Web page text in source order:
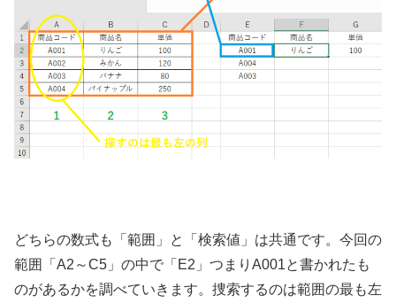
どちらの数式も「範囲」と「検索値」は共通です。今回の
範囲「A2～C5」の中で「E2」つまりA001と書かれたも
のがあるかを調べていきます。捜索するのは範囲の最も左